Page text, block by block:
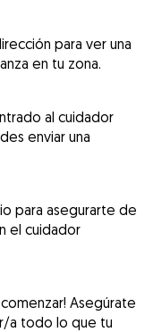
para ver una
en tu zona.
al cuidador
enviar una
para asegurarte de
el cuidador
Asegúrate
a todo lo que tu